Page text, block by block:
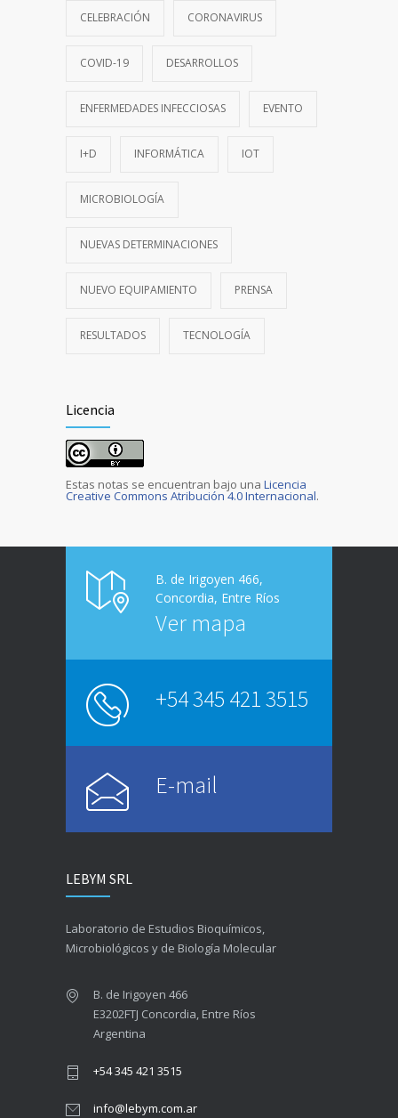
CELEBRACIÓN CORONAVIRUS
COVID-19 DESARROLLOS
ENFERMEDADES INFECCIOSAS EVENTO
I+D INFORMÁTICA IOT
MICROBIOLOGÍA
NUEVAS DETERMINACIONES
NUEVO EQUIPAMIENTO PRENSA
RESULTADOS TECNOLOGÍA
Licencia
Estas notas se encuentran bajo una Licencia
Creative Commons Atribución 4.0 Internacional.
B. de Irigoyen 466,
Concordia, Entre Ríos
Ver mapa
+54 345 421 3515
E-mail
LEBYM SRL
Laboratorio de Estudios Bioquímicos,
Microbiológicos y de Biología Molecular
B. de Irigoyen 466
E3202FTJ Concordia, Entre Ríos
Argentina
+54 345 421 3515
info@lebym.com.ar